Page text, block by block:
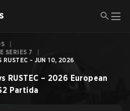
SERIES 7
RUSTEC - JUN 10, 2026
RUSTEC – 2026 European
Partida